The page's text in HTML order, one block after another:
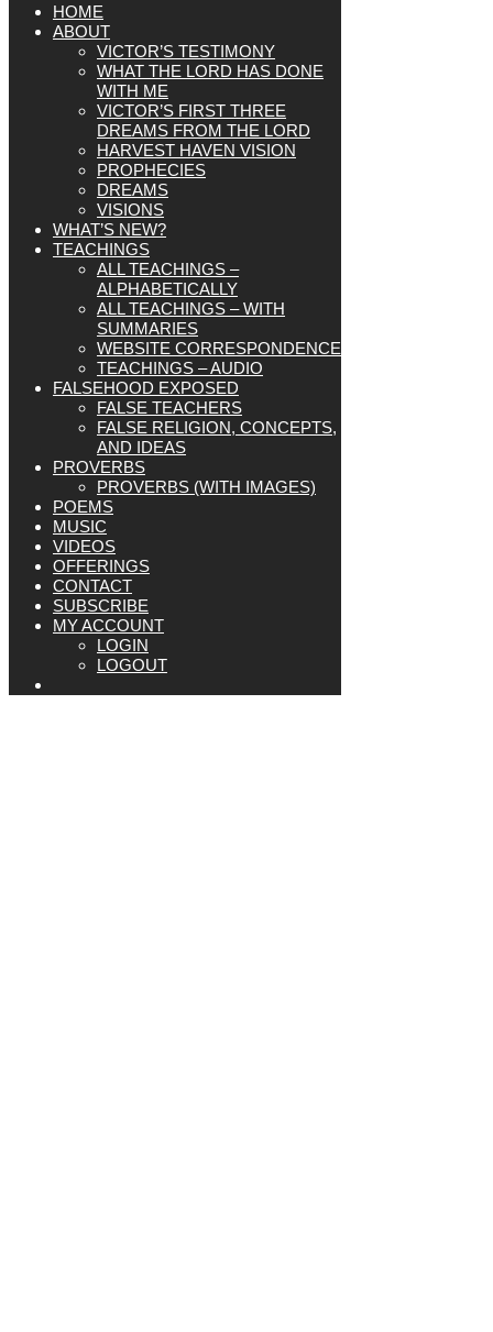
HOME
ABOUT
VICTOR’S TESTIMONY
WHAT THE LORD HAS DONE
WITH ME
VICTOR’S FIRST THREE
DREAMS FROM THE LORD
HARVEST HAVEN VISION
PROPHECIES
DREAMS
VISIONS
WHAT’S NEW?
TEACHINGS
ALL TEACHINGS –
ALPHABETICALLY
ALL TEACHINGS – WITH
SUMMARIES
WEBSITE CORRESPONDENCE
TEACHINGS – AUDIO
FALSEHOOD EXPOSED
FALSE TEACHERS
FALSE RELIGION, CONCEPTS,
AND IDEAS
PROVERBS
PROVERBS (WITH IMAGES)
POEMS
MUSIC
VIDEOS
OFFERINGS
CONTACT
SUBSCRIBE
MY ACCOUNT
LOGIN
LOGOUT